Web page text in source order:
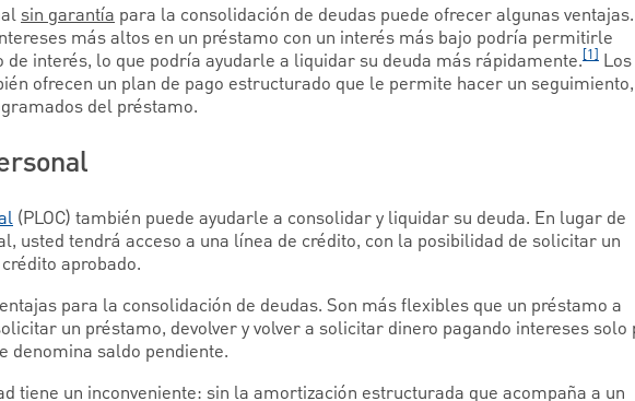
sin garantía para la consolidación de deudas puede ofrecer algunas ventajas.
más altos en un préstamo con un interés más bajo podría permitirle
interés, lo que podría ayudarle a liquidar su deuda más rápidamente.[1] Los
ofrecen un plan de pago estructurado que le permite hacer un
del préstamo.
(PLOC) también puede ayudarle a consolidar y liquidar su deuda. En lugar de
usted tendrá acceso a una línea de crédito, con la posibilidad de solicitar un
aprobado.
para la consolidación de deudas. Son más flexibles que un préstamo a
un préstamo, devolver y volver a solicitar dinero pagando intereses solo
denomina saldo pendiente.
tiene un inconveniente: sin la amortización estructurada que acompaña a un